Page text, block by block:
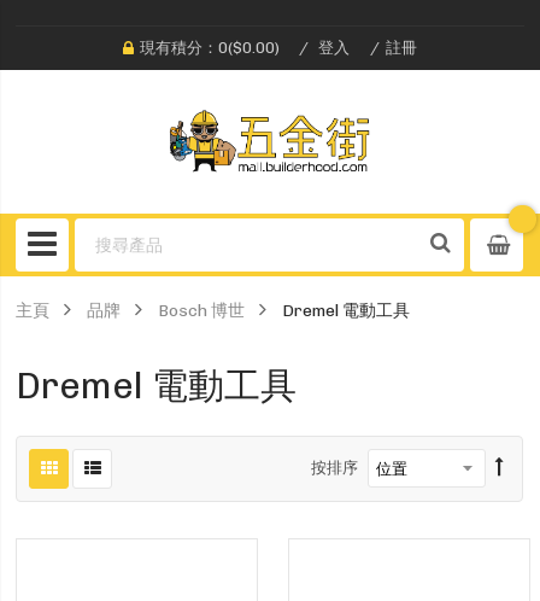
現有積分：0($0.00) 登入 註冊
主頁 品牌 Bosch 博世 Dremel 電動工具
Dremel 電動工具
按排序